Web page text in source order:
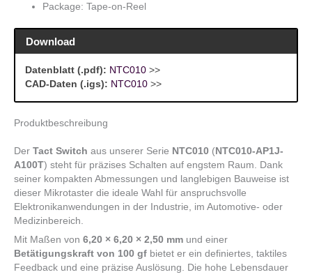
Package: Tape-on-Reel
Download
Datenblatt (.pdf): NTC010>>
CAD-Daten (.igs): NTC010>>
Produktbeschreibung
Der Tact Switch aus unserer Serie NTC010 (NTC010-AP1J-
A100T) steht für präzises Schalten auf engstem Raum. Dank
seiner kompakten Abmessungen und langlebigen Bauweise ist
dieser Mikrotaster die ideale Wahl für anspruchsvolle
Elektronikanwendungen in der Industrie, im Automotive- oder
Medizinbereich.
Mit Maßen von 6,20 × 6,20 × 2,50 mm und einer
Betätigungskraft von 100 gf bietet er ein definiertes, taktiles
Feedback und eine präzise Auslösung. Die hohe Lebensdauer